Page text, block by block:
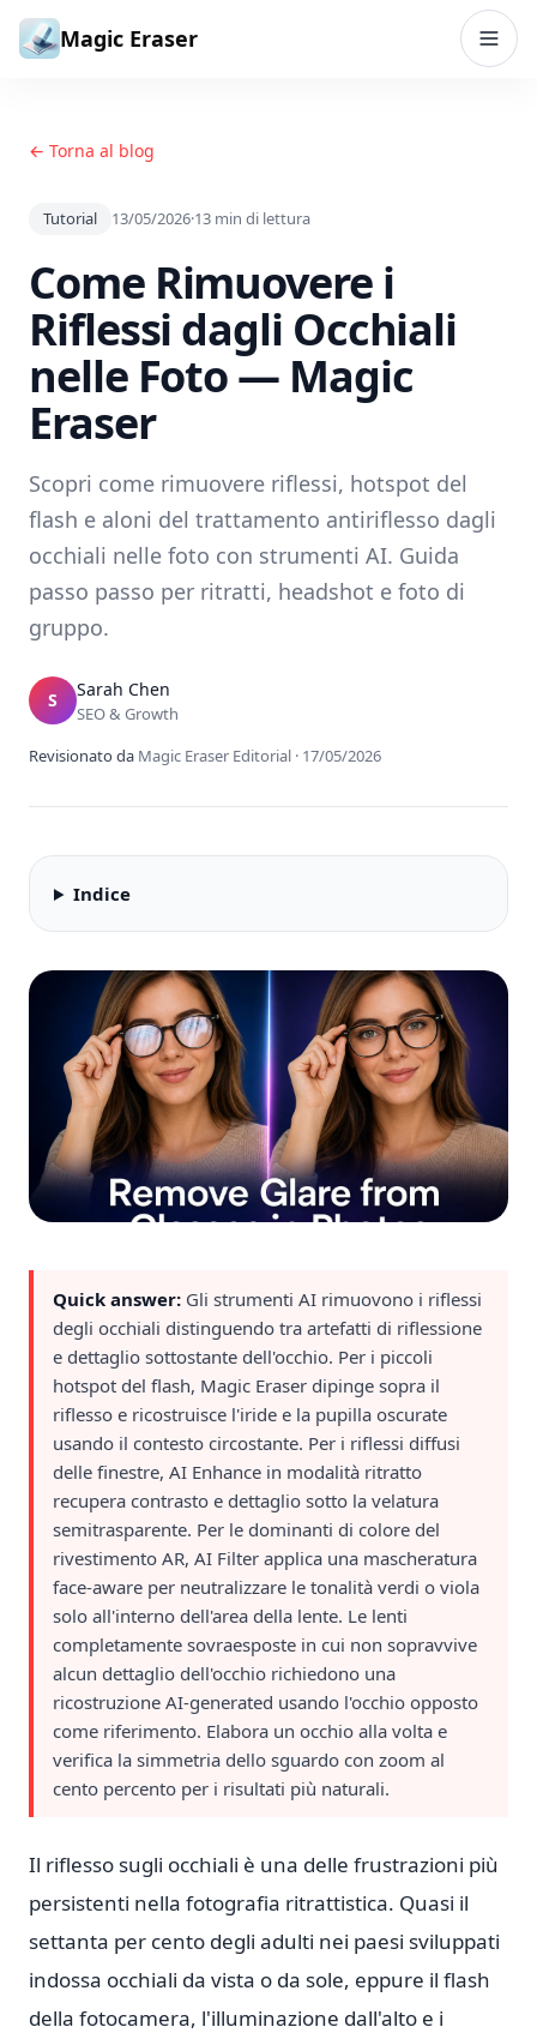
Vai al contenuto
Magic Eraser
← Torna al blog
Tutorial 13/05/2026·13 min di lettura
Come Rimuovere i
Riflessi dagli Occhiali
nelle Foto — Magic
Eraser
Scopri come rimuovere riflessi, hotspot del
flash e aloni del trattamento antiriflesso dagli
occhiali nelle foto con strumenti AI. Guida
passo passo per ritratti, headshot e foto di
gruppo.
S Sarah Chen
SEO & Growth
Revisionato da Magic Eraser Editorial · 17/05/2026
Indice
Quick answer: Gli strumenti AI rimuovono i riflessi
degli occhiali distinguendo tra artefatti di riflessione
e dettaglio sottostante dell'occhio. Per i piccoli
hotspot del flash, Magic Eraser dipinge sopra il
riflesso e ricostruisce l'iride e la pupilla oscurate
usando il contesto circostante. Per i riflessi diffusi
delle finestre, AI Enhance in modalità ritratto
recupera contrasto e dettaglio sotto la velatura
semitrasparente. Per le dominanti di colore del
rivestimento AR, AI Filter applica una mascheratura
face-aware per neutralizzare le tonalità verdi o viola
solo all'interno dell'area della lente. Le lenti
completamente sovraesposte in cui non sopravvive
alcun dettaglio dell'occhio richiedono una
ricostruzione AI-generated usando l'occhio opposto
come riferimento. Elabora un occhio alla volta e
verifica la simmetria dello sguardo con zoom al
cento percento per i risultati più naturali.
Il riflesso sugli occhiali è una delle frustrazioni più
persistenti nella fotografia ritrattistica. Quasi il
settanta per cento degli adulti nei paesi sviluppati
indossa occhiali da vista o da sole, eppure il flash
della fotocamera, l'illuminazione dall'alto e i